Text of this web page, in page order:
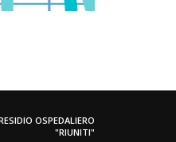
OSPEDALIERO
"RIUNITI"